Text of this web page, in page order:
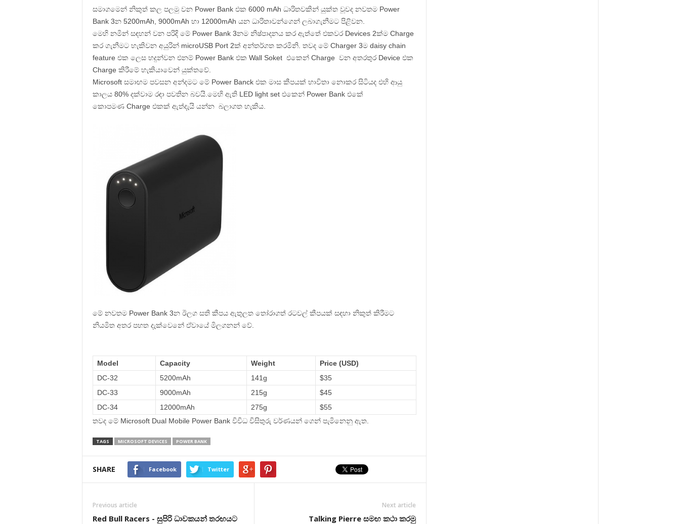
සමාගමෙන් නිකුත් කල පලමු වන Power Bank එක 6000 mAh ධාරිතවකින් යුක්ත වූවද නවතම Power
Bank 3න 5200mAh, 9000mAh හා 12000mAh යන ධාරිතාවන්ගෙන් ලබාගැනීමට පිළිවන.
මෙහි නමින් සඳහන් වන පරිදි මේ Power Bank 3නම නිෂ්පාදනය කර ඇත්තේ එකවර Devices 2ක්ම Charge
කර ගැනීමට හැකිවන අයුරින් microUSB Port 2ක් අන්තර්ගත කරමිනි. තවද මේ Charger 3ම daisy chain
feature එක ලෙස හදුන්වන එනම් Power Bank එක Wall Soket එකෙන් Charge වන අතරතුර Device එක
Charge කිරීමේ හැකියාවෙන් යුක්තවේ.
Microsoft සමාඟම පවසන අන්දමට මේ Power Banck එක මාස කීපයක් භාවිතා නොකර සිටියද එහි ආයු
කාලය 80% දක්වාම රඳා පවතින බවයි.මෙහි ඇති LED light set එකෙන් Power Bank එකේ
කොපමණ Charge එකක් ඇත්දැයි යන්න බලාගත හැකිය.
මේ නවතම Power Bank 3න ඊලග සති කීපය ඇතුලත තෝරාගත් රටවල් කීපයක් සඳහා නිකුත් කිරීමට
නියමිත අතර පහත දැක්වෙනේ ඒවායේ මිලගනන් වේ.
Model Capacity Weight
Price (USD)
DC-32
5200mAh 141g
$35
DC-33
9000mAh 215g
$45
DC-34
12000mAh 275g
$55
තවද මේ Microsoft Dual Mobile Power Bank විවිධ විසිතුරු වර්ණයන් ගෙන් පැමිනෙනු ඇත.
TAGS MICROSOFT DEVICES POWER BANK
SHARE Facebook Twitter
Previous article
Red Bull Racers - සුපිරි ධාවකයන් තරඟයට
Next article
Talking Pierre සමඟ කථා කරමු